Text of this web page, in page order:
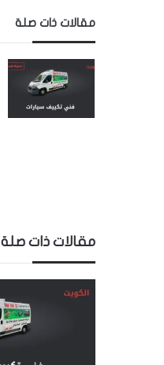
مقالات ذات صلة
مقالات ذات صلة